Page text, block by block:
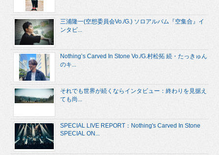
三浦隆一(空想委員会Vo./G.) ソロアルバム『空集合』イ
ンタビ...
Nothing’s Carved In Stone Vo./G.村松拓 続・たっきゅん
のキ...
それでも世界が続くならインタビュー：終わりを見据え
ても尚...
SPECIAL LIVE REPORT：Nothing's Carved In Stone
SPECIAL ON...